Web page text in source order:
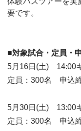
要です。
■対象試合・定員・
5月16日(土) 14:00
定員：300名 申込
5月30日(土) 13:00
定員：300名 申込